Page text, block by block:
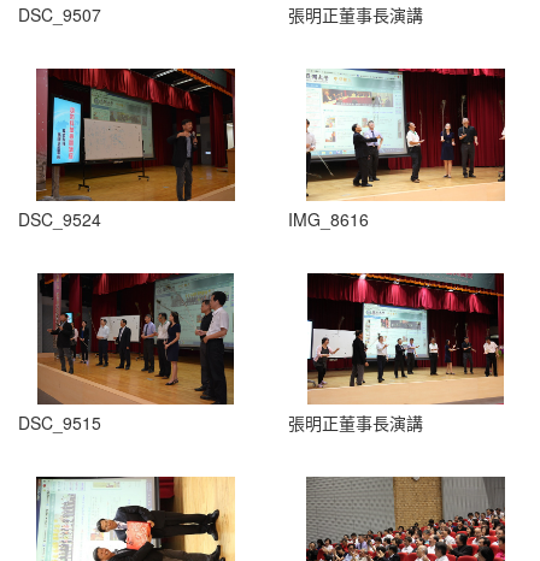
DSC_9507 張明正董事長演講
DSC_9524 IMG_8616
DSC_9515 張明正董事長演講